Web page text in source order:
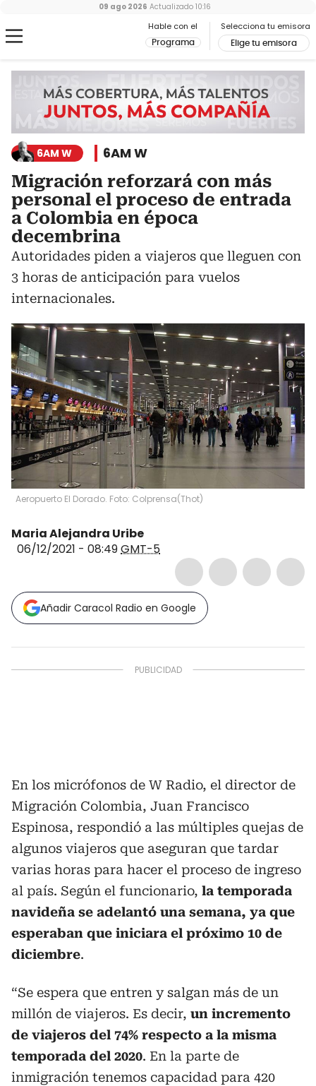
Hable con el
Programa
Selecciona tu emisora
Elige tu emisora
09 ago 2026 Actualizado 10:16
6AM W 6AM W
Migración reforzará con más
personal el proceso de entrada
a Colombia en época
decembrina
Autoridades piden a viajeros que lleguen con
3 horas de anticipación para vuelos
internacionales.
Aeropuerto El Dorado. Foto: Colprensa(Thot)
Maria Alejandra Uribe
06/12/2021 - 08:49GMT-5
Añadir Caracol Radio en Google
En los micrófonos de W Radio, el director de
Migración Colombia, Juan Francisco
Espinosa, respondió a las múltiples quejas de
algunos viajeros que aseguran que tardar
varias horas para hacer el proceso de ingreso
al país. Según el funcionario, la temporada
navideña se adelantó una semana, ya que
esperaban que iniciara el próximo 10 de
diciembre.
“Se espera que entren y salgan más de un
millón de viajeros. Es decir, un incremento
de viajeros del 74% respecto a la misma
temporada del 2020. En la parte de
inmigración tenemos capacidad para 420